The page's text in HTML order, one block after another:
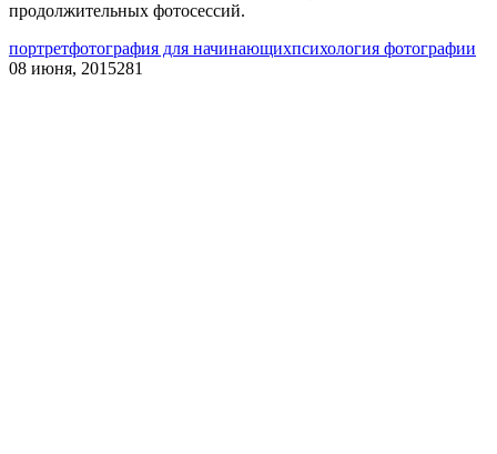
продолжительных фотосессий.
портретфотография для начинающихпсихология фотографии
08 июня, 2015281